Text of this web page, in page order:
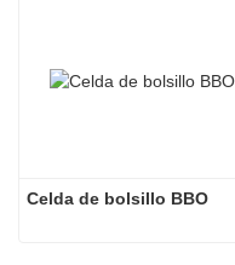
Celda de bolsillo BBO